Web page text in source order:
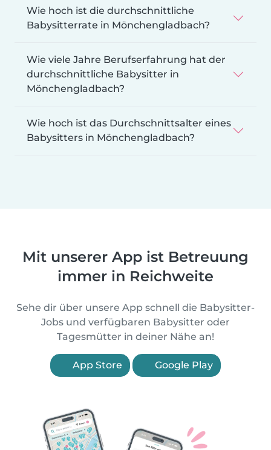
Wie hoch ist die durchschnittliche
Babysitterrate in Mönchengladbach?
Wie viele Jahre Berufserfahrung hat der
durchschnittliche Babysitter in
Mönchengladbach?
Wie hoch ist das Durchschnittsalter eines
Babysitters in Mönchengladbach?
Mit unserer App ist Betreuung
immer in Reichweite
Sehe dir über unsere App schnell die Babysitter-
Jobs und verfügbaren Babysitter oder
Tagesmütter in deiner Nähe an!
App Store Google Play